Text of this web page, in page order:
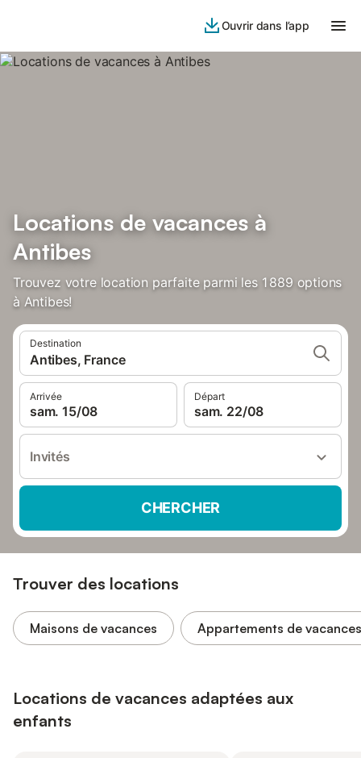
Ouvrir dans l’app
Locations de vacances à
Antibes
Trouvez votre location parfaite parmi les 1 889 options
à Antibes!
Destination
Antibes, France
Arrivée
sam. 15/08
Départ
sam. 22/08
Invités
CHERCHER
Trouver des locations
Maisons de vacances Appartements de vacances
Locations de vacances adaptées aux
enfants